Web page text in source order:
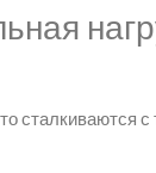
сталкиваются с